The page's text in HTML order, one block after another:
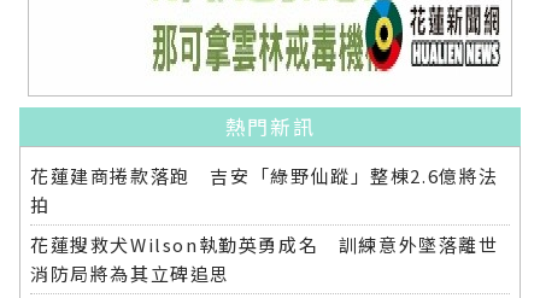
熱門新訊
花蓮建商捲款落跑 吉安「綠野仙蹤」整棟2.6億將法
拍
花蓮搜救犬Wilson執勤英勇成名 訓練意外墜落離世
消防局將為其立碑追思